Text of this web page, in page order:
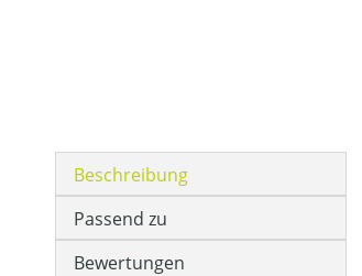
Beschreibung
Passend zu
Bewertungen